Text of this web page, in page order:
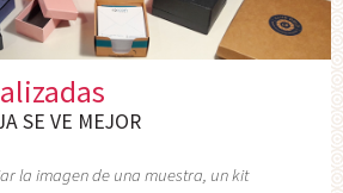
SE VE MEJOR
la imagen de una muestra, un kit